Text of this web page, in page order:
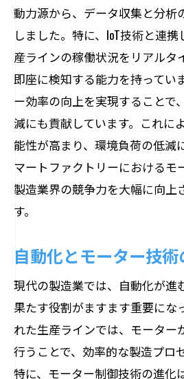
動力源から、データ収集と分析
しました。特に、IoT技術と連
産ラインの稼働状況をリアルタ
即座に検知する能力を持ってい
ー効率の向上を実現することで
減にも貢献しています。これに
能性が高まり、環境負荷の低減
マートファクトリーにおけるモ
製造業界の競争力を大幅に向上
す。
自動化とモーター技
現代の製造業では、自動化が進
果たす役割がますます重要にな
れた生産ラインでは、モーター
行うことで、効率的な製造プロ
特に、モーター制御技術の進化